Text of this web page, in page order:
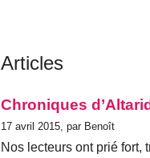
Articles
Chroniques
17 avril 2015, par Benoît
Nos lecteurs ont prié fort,